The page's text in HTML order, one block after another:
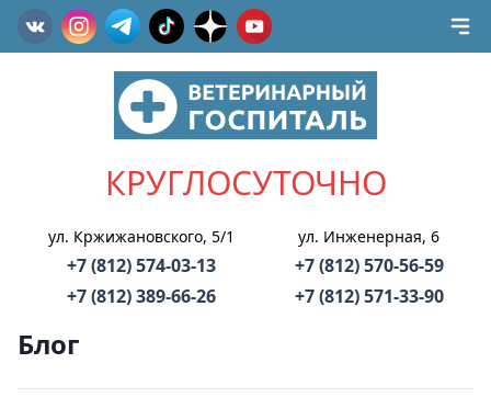
КРУГЛОСУТОЧНО
ул. Кржижановского, 5/1
+7 (812) 574-03-13
+7 (812) 389-66-26
ул. Инженерная, 6
+7 (812) 570-56-59
+7 (812) 571-33-90
Блог